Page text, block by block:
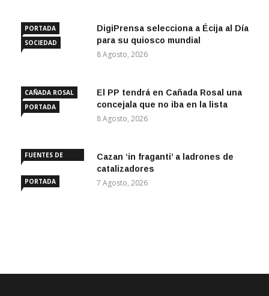
PORTADA
SOCIEDAD
DigiPrensa selecciona a Écija al Día
para su quiosco mundial
8 Agosto, 2026
CAÑADA ROSAL
PORTADA
El PP tendrá en Cañada Rosal una
concejala que no iba en la lista
8 Agosto, 2026
FUENTES DE
PORTADA
Cazan ‘in fraganti’ a ladrones de
catalizadores
7 Agosto, 2026